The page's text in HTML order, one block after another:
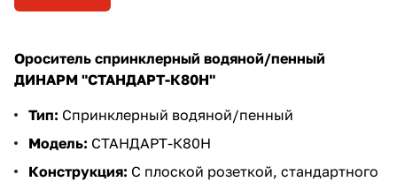
Ороситель спринклерный водяной/пенный
ДИНАРМ "СТАНДАРТ-К80Н"
Тип: Спринклерный водяной/пенный
Модель: СТАНДАРТ-К80Н
Конструкция: С плоской розеткой, стандартного